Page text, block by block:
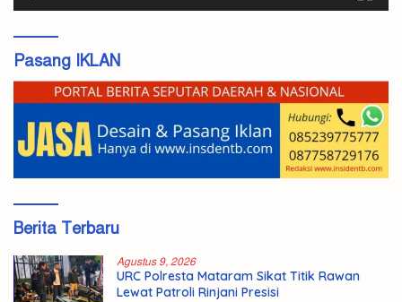
Pasang IKLAN
Berita Terbaru
Agustus 9, 2026
URC Polresta Mataram Sikat Titik Rawan
Lewat Patroli Rinjani Presisi